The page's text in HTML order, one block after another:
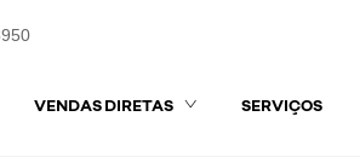
VENDAS DIRETAS SERVIÇOS